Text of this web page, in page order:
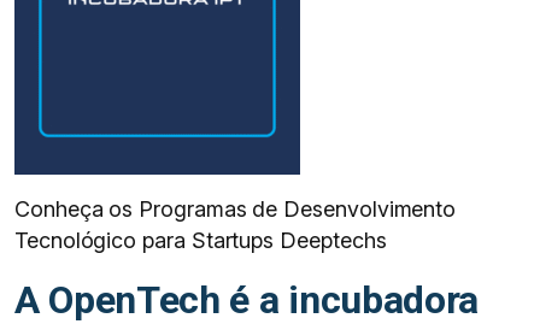
Conheça os Programas de Desenvolvimento
Tecnológico para Startups Deeptechs
A OpenTech é a incubadora